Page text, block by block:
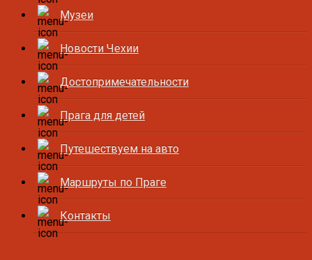
Музеи
Новости Чехии
Достопримечательности
Прага для детей
Путешествуем на авто
Маршруты по Праге
Контакты